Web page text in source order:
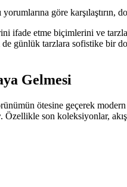
göre karşılaştırın,
ifade etme biçimlerini ve
günlük tarzlara sofistike bir
Gelmesi
ötesine geçerek
. Özellikle son koleksiyonlar,